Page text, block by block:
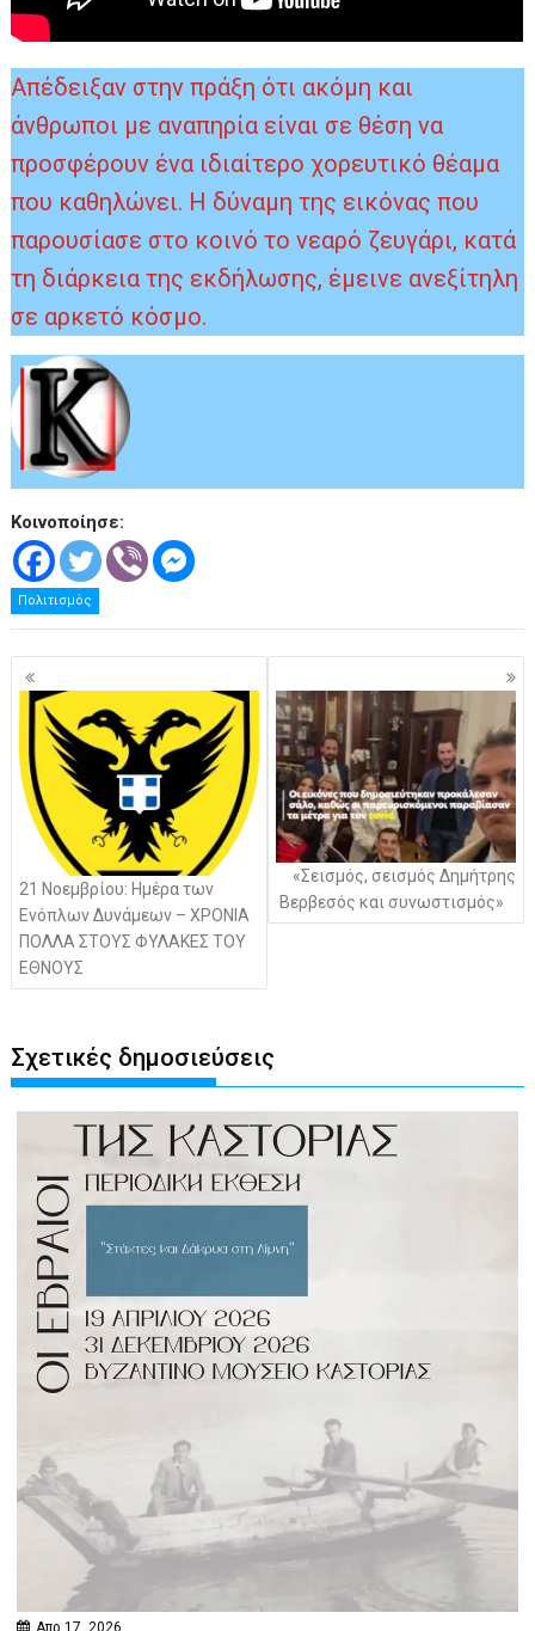
Απέδειξαν στην πράξη ότι ακόμη και
άνθρωποι με αναπηρία είναι σε θέση να
προσφέρουν ένα ιδιαίτερο χορευτικό θέαμα
που καθηλώνει. Η δύναμη της εικόνας που
παρουσίασε στο κοινό το νεαρό ζευγάρι, κατά
τη διάρκεια της εκδήλωσης, έμεινε ανεξίτηλη
σε αρκετό κόσμο.
Κοινοποίησε:
Πολιτισμός
Πλοήγηση
άρθρων
21 Νοεμβρίου: Ημέρα των
Ενόπλων Δυνάμεων – ΧΡΟΝΙΑ
ΠΟΛΛΑ ΣΤΟΥΣ ΦΥΛΑΚΕΣ ΤΟΥ
ΕΘΝΟΥΣ
«Σεισμός, σεισμός Δημήτρης
Βερβεσός και συνωστισμός»
Σχετικές δημοσιεύσεις
Απρ 17, 2026